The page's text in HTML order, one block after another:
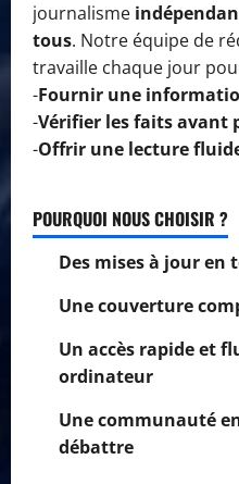
journalisme
tous. Notre équipe de
travaille chaque jour
-Fournir une
-Vérifier les faits avant
-Offrir une lecture
POURQUOI NOUS CHOISIR ?
Des mises à jour en
Une couverture
Un accès rapide et
ordinateur
Une communauté
débattre